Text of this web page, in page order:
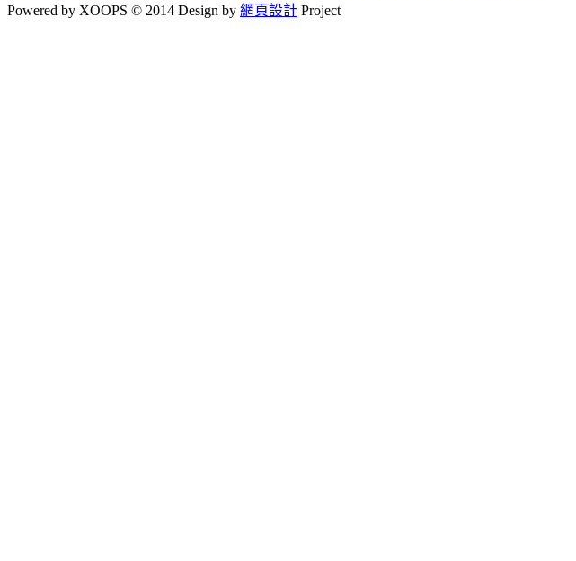
Powered by XOOPS © 2014 Design by 網頁設計 Project